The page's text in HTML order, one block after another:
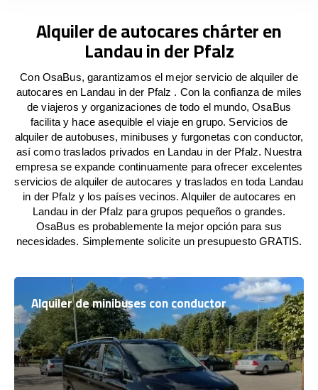
Alquiler de autocares chárter en
Landau in der Pfalz
Con OsaBus, garantizamos el mejor servicio de alquiler de
autocares en Landau in der Pfalz . Con la confianza de miles
de viajeros y organizaciones de todo el mundo, OsaBus
facilita y hace asequible el viaje en grupo. Servicios de
alquiler de autobuses, minibuses y furgonetas con conductor,
así como traslados privados en Landau in der Pfalz. Nuestra
empresa se expande continuamente para ofrecer excelentes
servicios de alquiler de autocares y traslados en toda Landau
in der Pfalz y los países vecinos. Alquiler de autocares en
Landau in der Pfalz para grupos pequeños o grandes.
OsaBus es probablemente la mejor opción para sus
necesidades. Simplemente solicite un presupuesto GRATIS.
Alquiler de minibuses con conductor